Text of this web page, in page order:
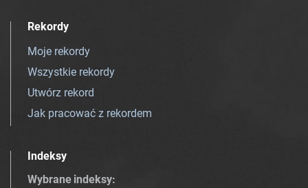
Rekordy
Moje rekordy
Wszystkie rekordy
Utwórz rekord
Jak pracować z rekordem
Indeksy
Wybrane indeksy: